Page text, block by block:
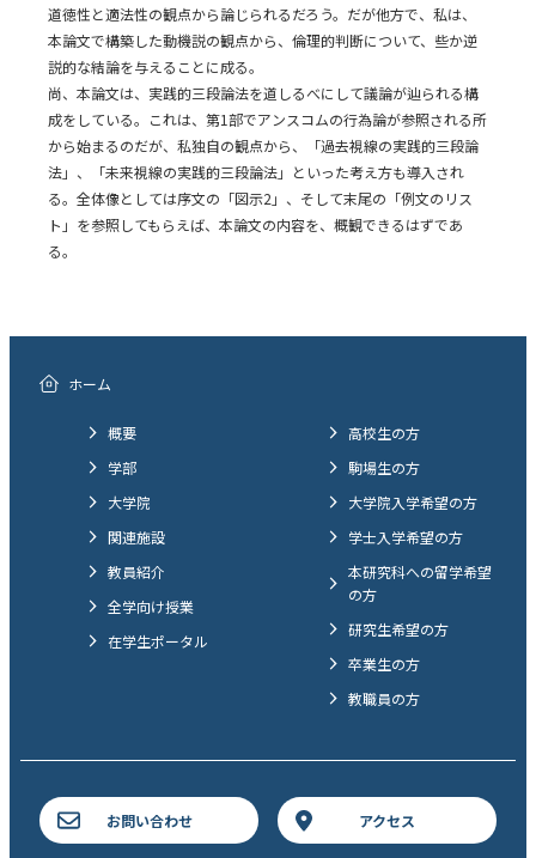
道徳性と適法性の観点から論じられるだろう。だが他方で、私は、
本論文で構築した動機説の観点から、倫理的判断について、些か逆
説的な結論を与えることに成る。
尚、本論文は、実践的三段論法を道しるべにして議論が辿られる構
成をしている。これは、第1部でアンスコムの行為論が参照される所
から始まるのだが、私独自の観点から、「過去視線の実践的三段論
法」、「未来視線の実践的三段論法」といった考え方も導入され
る。全体像としては序文の「図示2」、そして末尾の「例文のリス
ト」を参照してもらえば、本論文の内容を、概観できるはずであ
る。
ホーム
概要
学部
大学院
関連施設
教員紹介
全学向け授業
在学生ポータル
高校生の方
駒場生の方
大学院入学希望の方
学士入学希望の方
本研究科への留学希望
の方
研究生希望の方
卒業生の方
教職員の方
お問い合わせ アクセス